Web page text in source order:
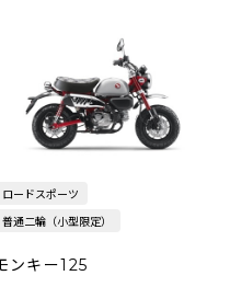
ロードスポーツ
普通二輪（小型限定）
ンキー125